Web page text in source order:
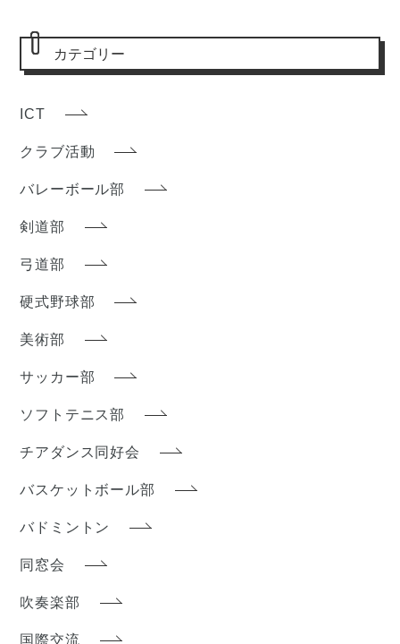
カテゴリー
ICT
クラブ活動
バレーボール部
剣道部
弓道部
硬式野球部
美術部
サッカー部
ソフトテニス部
チアダンス同好会
バスケットボール部
バドミントン
同窓会
吹奏楽部
国際交流